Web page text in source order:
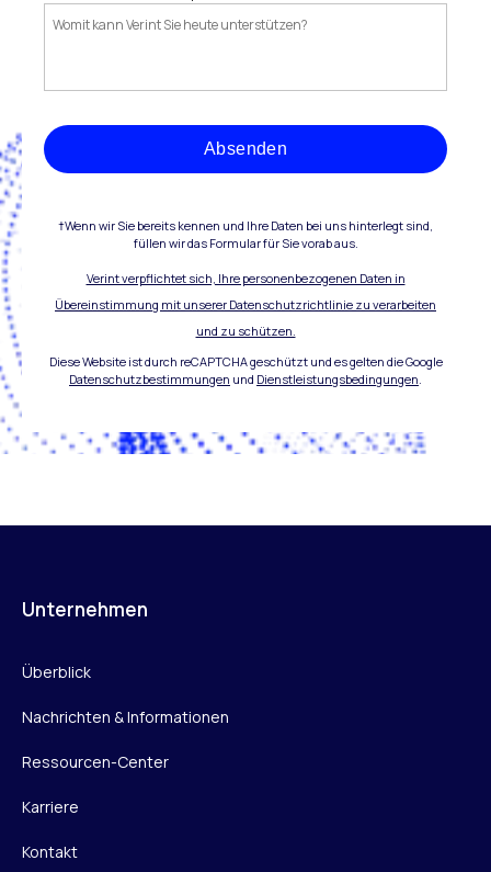
Absenden
†Wenn wir Sie bereits kennen und Ihre Daten bei uns hinterlegt sind,
füllen wir das Formular für Sie vorab aus.
Verint verpflichtet sich, Ihre personenbezogenen Daten in
Übereinstimmung mit unserer Datenschutzrichtlinie zu verarbeiten
und zu schützen.
Diese Website ist durch reCAPTCHA geschützt und es gelten die Google
Datenschutzbestimmungen und Dienstleistungsbedingungen.
Unternehmen
Überblick
Nachrichten & Informationen
Ressourcen-Center
Karriere
Kontakt